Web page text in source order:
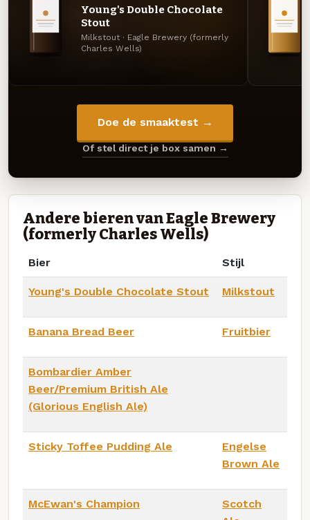
Young's Double Chocolate
Stout
Milkstout · Eagle Brewery (formerly
Charles Wells)
Doe de smaaktest →
Of stel direct je box samen →
Andere bieren van Eagle Brewery
(formerly Charles Wells)
Bier Stijl
Young's Double Chocolate Stout Milkstout
Banana Bread Beer Fruitbier
Bombardier Amber
Beer/Premium British Ale
(Glorious English Ale)
Sticky Toffee Pudding Ale
Engelse
Brown Ale
McEwan's Champion
Scotch